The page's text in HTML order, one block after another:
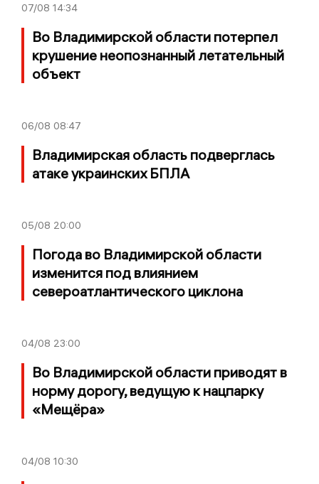
07/08 14:34
Во Владимирской области потерпел
крушение неопознанный летательный
объект
06/08 08:47
Владимирская область подверглась
атаке украинских БПЛА
05/08 20:00
Погода во Владимирской области
изменится под влиянием
североатлантического циклона
04/08 23:00
Во Владимирской области приводят в
норму дорогу, ведущую к нацпарку
«Мещёра»
04/08 10:30